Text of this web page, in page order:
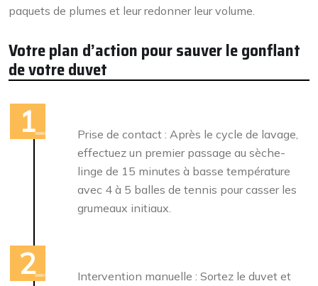
paquets de plumes et leur redonner leur volume.
Votre plan d’action pour sauver le gonflant
de votre duvet
Prise de contact : Après le cycle de lavage,
effectuez un premier passage au sèche-
linge de 15 minutes à basse température
avec 4 à 5 balles de tennis pour casser les
grumeaux initiaux.
Intervention manuelle : Sortez le duvet et